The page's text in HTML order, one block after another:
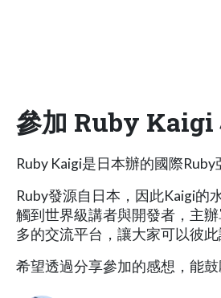
參加 Ruby Kaigi
Ruby Kaigi是日本辦的國際Ruby
Ruby發源自日本，因此Kaigi的
觸到世界級講者與開發者，主
多的交流平台，讓大家可以彼此
希望透過分享參加的感想，能鼓